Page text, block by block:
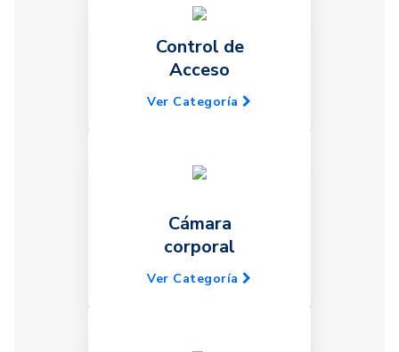
Control de
Acceso
Ver Categoría
Cámara
corporal
Ver Categoría